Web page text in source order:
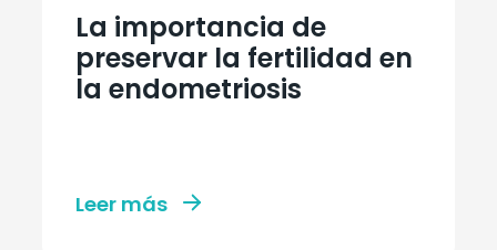
La importancia de
preservar la fertilidad en
la endometriosis
Leer más